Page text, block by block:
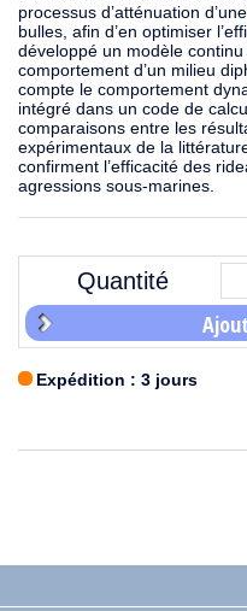
processus d’atténuation
bulles, afin d’en optimiser
développé un modèle
comportement d’un milieu
compte le comportement
intégré dans un code de
comparaisons entre les
expérimentaux de la
confirment l’efficacité des
agressions sous-marines.
Quantité
Expédition : 3 jours